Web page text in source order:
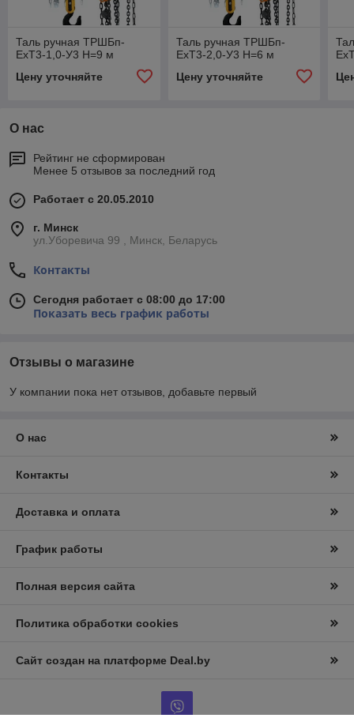
Таль ручная ТРШБп-
ЕхТ3-1,0-У3 Н=9 м
Цену уточняйте
Таль ручная ТРШБп-
ЕхТ3-2,0-У3 Н=6 м
Цену уточняйте
О нас
Рейтинг не сформирован
Менее 5 отзывов за последний год
Работает с 20.05.2010
г. Минск
ул.Уборевича 99 , Минск, Беларусь
Контакты
Сегодня работает с 08:00 до 17:00
Показать весь график работы
Отзывы о магазине
У компании пока нет отзывов, добавьте первый
О нас
Контакты
Доставка и оплата
График работы
Полная версия сайта
Политика обработки cookies
Сайт создан на платформе Deal.by